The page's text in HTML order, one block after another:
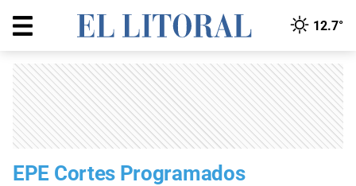
12.7°
EPE Cortes Programados